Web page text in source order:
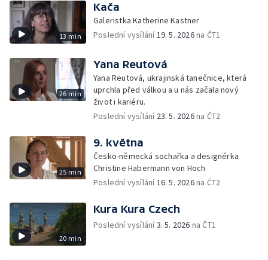
13 min
Kača
Galeristka Katherine Kastner
Poslední vysílání19. 5. 2026na ČT1
26 min
Yana Reutová
Yana Reutová, ukrajinská tanečnice, která
uprchla před válkou a u nás začala nový
život i kariéru.
Poslední vysílání 23. 5. 2026na ČT2
25 min
9. května
Česko-německá sochařka a designérka
Christine Habermann von Hoch
Poslední vysílání16. 5. 2026na ČT2
20 min
Kura Kura Czech
Poslední vysílání3. 5. 2026 na ČT1